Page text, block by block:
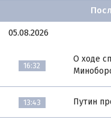
05.08.2026
16:32
О ходе
13:43 Путин